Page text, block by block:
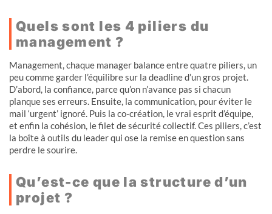
Quels sont les 4 piliers du
management ?
Management, chaque manager balance entre quatre piliers, un
peu comme garder l’équilibre sur la deadline d’un gros projet.
D’abord, la confiance, parce qu’on n’avance pas si chacun
planque ses erreurs. Ensuite, la communication, pour éviter le
mail ‘urgent’ ignoré. Puis la co-création, le vrai esprit d’équipe,
et enfin la cohésion, le filet de sécurité collectif. Ces piliers, c’est
la boîte à outils du leader qui ose la remise en question sans
perdre le sourire.
Qu’est-ce que la structure d’un
projet ?